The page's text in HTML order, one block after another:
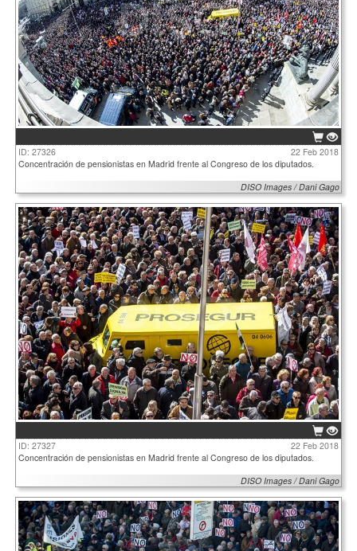
ID: 27326
22 Feb 2018
Concentración de pensionistas en Madrid frente al Congreso de los diputados.
DISO Images / Dani Gago
ID: 27327
22 Feb 2018
Concentración de pensionistas en Madrid frente al Congreso de los diputados.
DISO Images / Dani Gago